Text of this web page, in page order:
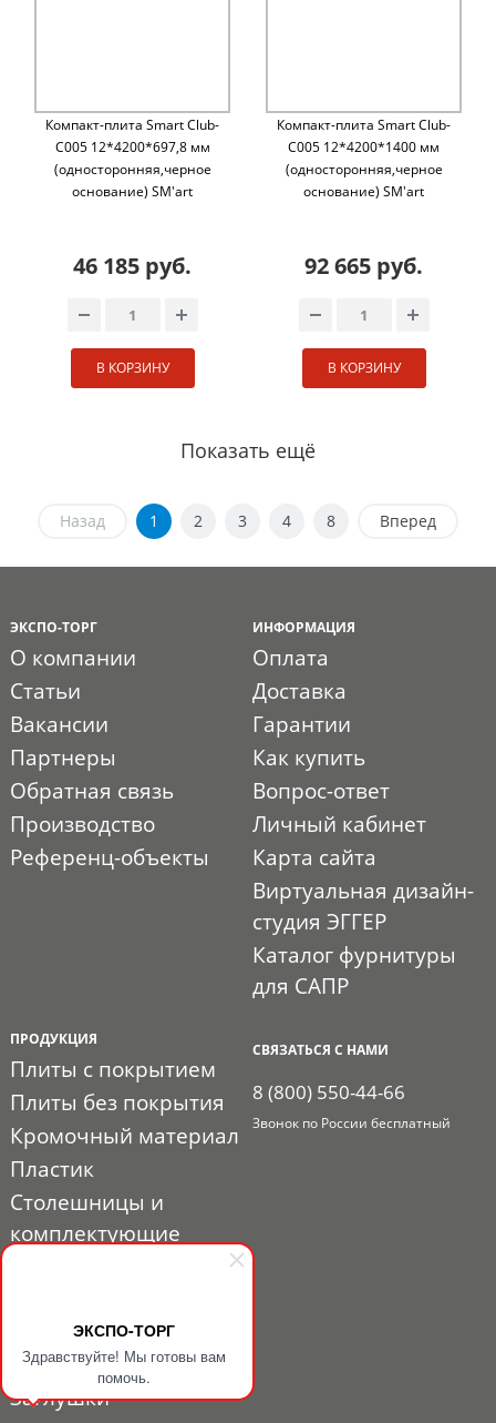
ЭКСПО-ТОРГ
Здравствуйте! Мы готовы вам
помочь.
Компакт-плита Smart Club-
C005 12*4200*697,8 мм
(односторонняя,черное
основание) SM'art
46 185 руб.
В КОРЗИНУ
Компакт-плита Smart Club-
C005 12*4200*1400 мм
(односторонняя,черное
основание) SM'art
92 665 руб.
В КОРЗИНУ
Показать ещё
Назад 1 2 3 4 8 Вперед
ЭКСПО-ТОРГ
О компании
Статьи
Вакансии
Партнеры
Обратная связь
Производство
Референц-объекты
ИНФОРМАЦИЯ
Оплата
Доставка
Гарантии
Как купить
Вопрос-ответ
Личный кабинет
Карта сайта
Виртуальная дизайн-
студия ЭГГЕР
Каталог фурнитуры
для САПР
ПРОДУКЦИЯ
Плиты с покрытием
Плиты без покрытия
Кромочный материал
Пластик
Столешницы и
комплектующие
Расходные материалы
Выставочный профиль
и фурнитура
Заглушки
СВЯЗАТЬСЯ С НАМИ
8 (800) 550-44-66
Звонок по России бесплатный